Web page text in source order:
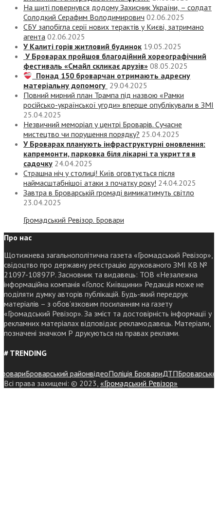
На щиті повернувся додому Захисник України, – солдат
Солодкий Серафим Володимирович 02.06.2025
СБУ запобігла серії нових терактів у Києві, затримано
агента 02.06.2025
У Калиті горів житловий будинок 19.05.2025
У Броварах пройшов благодійний хореографічний
фестиваль «Смайл скликає друзів» 08.05.2025
Понад 150 броварчан отримають адресну
матеріальну допомогу 29.04.2025
Повний мирний план Трампа під назвою «‎Рамки
російсько-української угоди» вперше опублікували в ЗМІ
25.04.2025
Незвичний меморіал у центрі Броварів. Сучасне
мистецтво чи порушення порядку? 25.04.2025
У Броварах планують інфраструктурні оновлення:
капремонти, парковка біля лікарні та укриття в
садочку 24.04.2025
Страшна ніч у столиці! Київ оговтується після
наймасштабнішої атаки з початку року! 24.04.2025
Завтра в Броварській громаді вимикатимуть світло
23.04.2025
Громадський Ревізор. Бровари
Про нас
Щотижнева загальнополітична газета «Громадський Ревізор»,
свідоцтво про державну реєстрацію друкованого ЗМІ КВ №
21097-10897Р. Засновник та видавець: ТОВ «Незалежна
інформаційна компанія «Голос Київщини» Редакція може не
поділяти думку авторів публікацій. Будь-який передрук
матеріалів – з обов’язковим посиланням на газету
«Громадський Ревізор». За зміст та достовірність інформації у
рекламних матеріалах відповідає рекламодавець. Матеріали,
позначені значком Р друкуються на правах реклами.
# TRENDING
Броварський районвідеоПоліція БровариДТПБроварське
Всі права захищені: © 2023, «Громадський Ревізор»